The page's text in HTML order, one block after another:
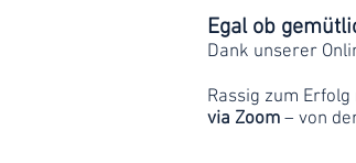
Egal ob
Dank unserer
Rassig zum
via Zoom – von